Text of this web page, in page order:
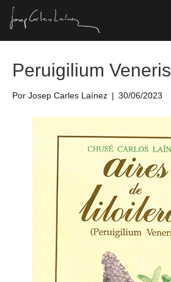
Entradas Etiquetadas ‘1992’
Peruigilium Veneris
Por Josep Carles Laínez | 30/06/2023